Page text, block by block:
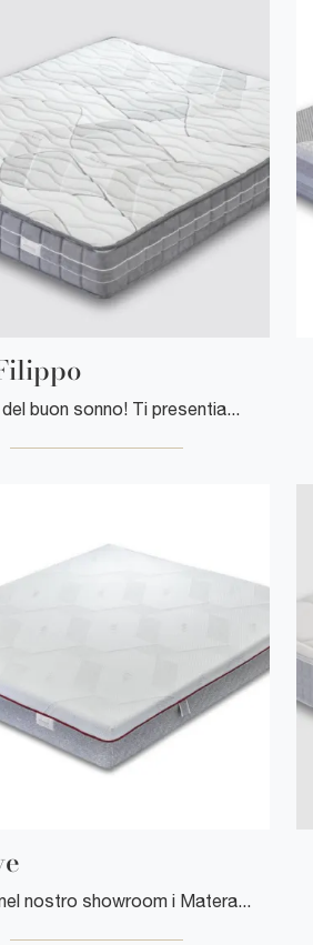
Esperti del buon sonno! Ti presentiamo i materassi matrimoniali in memory foam di Florentiabed: clicca e ottieni informazioni sul modello San Filippo.
Scopri nel nostro showroom i Materassi matrimoniali: il modello Active in memory foam ti sta aspettando per assicurarti il sonno più profondo.